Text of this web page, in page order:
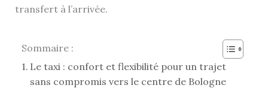
transfert à l’arrivée.
Sommaire :
Le taxi : confort et flexibilité pour un trajet
sans compromis vers le centre de Bologne